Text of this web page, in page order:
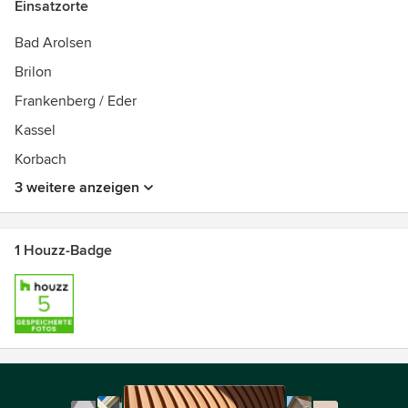
Einsatzorte
Bad Arolsen
Brilon
Frankenberg / Eder
Kassel
Korbach
3 weitere anzeigen
1 Houzz-Badge